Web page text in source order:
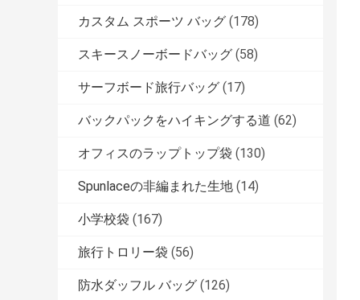
カスタム スポーツ バッグ (178)
スキースノーボードバッグ (58)
サーフボード旅行バッグ (17)
バックパックをハイキングする道 (62)
オフィスのラップトップ袋 (130)
Spunlaceの非編まれた生地 (14)
小学校袋 (167)
旅行トロリー袋 (56)
防水ダッフル バッグ (126)